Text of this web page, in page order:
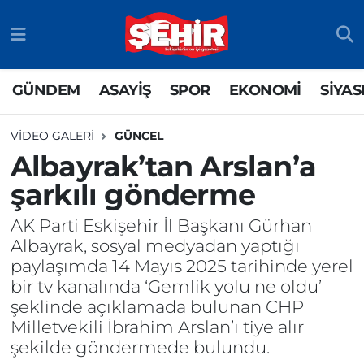
GÜNDEM ASAYİŞ SPOR EKONOMİ
VIDEO GALERI GÜNCEL
Albayrak’tan Arslan’a
şarkılı gönderme
AK Parti Eskişehir İl Başkanı Gürhan
Albayrak, sosyal medyadan yaptığı
paylaşımda 14 Mayıs 2025 tarihinde yerel
bir tv kanalında ‘Gemlik yolu ne oldu’
şeklinde açıklamada bulunan CHP
Milletvekili İbrahim Arslan’ı tiye alır
şekilde göndermede bulundu.
SPOR
EKONOMİ
SİYASET
RESMİ İLAN
SİYASET
SPOR
EKONOMİ
EĞİTİM
SAĞLIK
TEKNOLOJİ
Odunpazarı Nöbetçi Eczaneler
Odunpazarı Hava Durumu
Odunpazarı Trafik Yoğunluk Haritası
TFF 3.Lig 4.Grup Puan Durumu ve Fikstür
Tüm Manşetler
Son Dakika Haberleri
Haber Arşivi